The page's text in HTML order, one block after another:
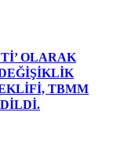
OLARAK
TBMM